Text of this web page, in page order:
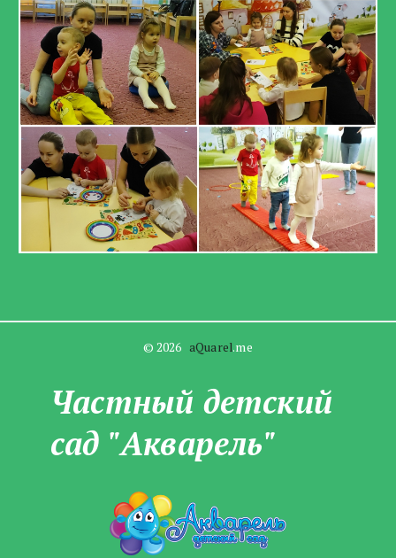
© 2026 aQuarel.me
Частны­­й детский
сад "Акварель"